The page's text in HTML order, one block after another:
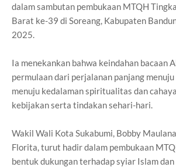
dalam sambutan pembukaan MTQH
Barat ke-39 di Soreang, Kabupaten
2025.
Ia menekankan bahwa keindahan bacaan
permulaan dari perjalanan panjang
menuju kedalaman spiritualitas dan
kebijakan serta tindakan sehari-hari.
Wakil Wali Kota Sukabumi, Bobby
Florita, turut hadir dalam pembukaan
bentuk dukungan terhadap syiar Islam dan